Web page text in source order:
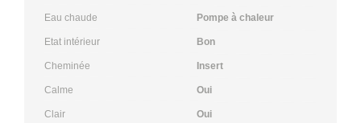
Eau chaude Pompe à chaleur
Etat intérieur Bon
Cheminée Insert
Calme Oui
Clair Oui